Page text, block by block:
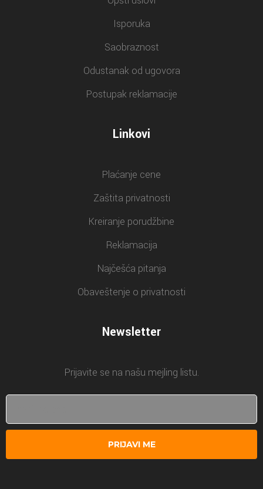
Isporuka
Saobraznost
Odustanak od ugovora
Postupak reklamacije
Linkovi
Plaćanje cene
Zaštita privatnosti
Kreiranje porudžbine
Reklamacija
Najčešća pitanja
Obaveštenje o privatnosti
Newsletter
Prijavite se na našu mejling listu.
PRIJAVI ME